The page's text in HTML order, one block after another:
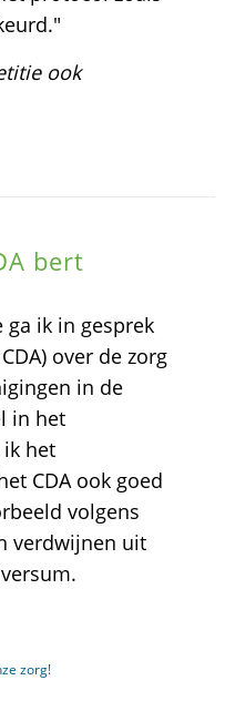
ook
bert
ga ik in gesprek
over de zorg
in de
in het
het
CDA ook goed
volgens
verdwijnen uit
zorg!